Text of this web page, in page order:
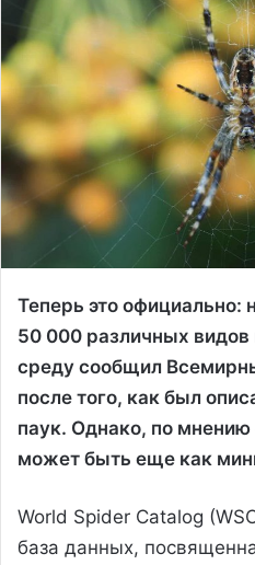
Теперь это официально:
50 000 различных видов
среду сообщил
после того, как был
паук. Однако, по мнению
может быть еще как
World Spider Catalog
база данных,